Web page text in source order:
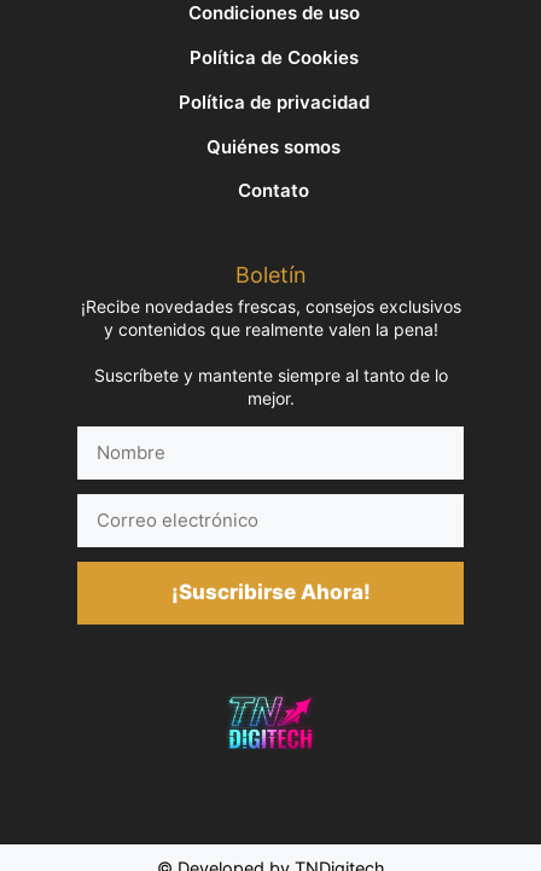
Condiciones de uso
Política de Cookies
Política de privacidad
Quiénes somos
Contato
Boletín
¡Recibe novedades frescas, consejos exclusivos
y contenidos que realmente valen la pena!
Suscríbete y mantente siempre al tanto de lo
mejor.
electrónico
¡Suscribirse Ahora!